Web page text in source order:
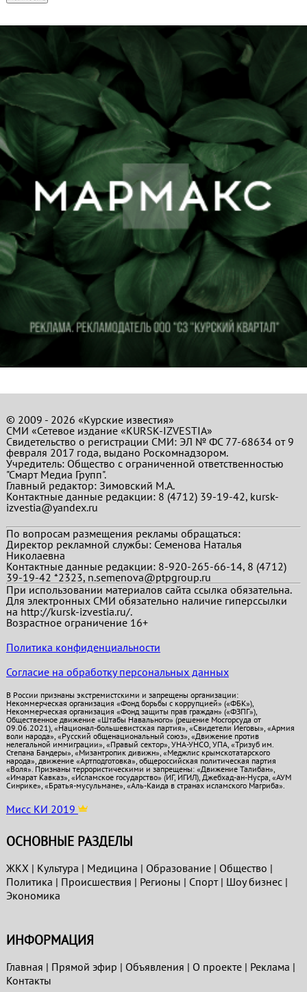
© 2009 - 2026 «Курские известия»
СМИ «Сетевое издание «KURSK-IZVESTIA»
Свидетельство о регистрации СМИ: ЭЛ № ФС 77-68634 от 9
февраля 2017 года, выдано Роскомнадзором.
Учредитель: Общество с ограниченной ответственностью
"Смарт Медиа Групп".
Главный редактор:Зимовский М.А.
Контактные данные редакции: 8 (4712) 39-19-42, kursk-
izvestia@yandex.ru
По вопросам размещения рекламы обращаться:
Директор рекламной службы: Семенова Наталья
Николаевна
Контактные данные редакции: 8-920-265-66-14, 8 (4712)
39-19-42 *2323, n.semenova@ptpgroup.ru
При использовании материалов сайта ссылка обязательна.
Для электронных СМИ обязательно наличие гиперссылки
на http://kursk-izvestia.ru/.
Возрастное ограничение 16+
Политика конфиденциальности
Согласие на обработку персональных данных
В России признаны экстремистскими и запрещены организации:
Некоммерческая организация «Фонд борьбы с коррупцией» («ФБК»),
Некоммерческая организация «Фонд защиты прав граждан» («ФЗПГ»),
Общественное движение «Штабы Навального» (решение Мосгорсуда от
09.06.2021), «Национал-большевистская партия», «Свидетели Иеговы», «Армия
воли народа», «Русский общенациональный союз», «Движение против
нелегальной иммиграции», «Правый сектор», УНА-УНСО, УПА, «Тризуб им.
Степана Бандеры», «Мизантропик дивижн», «Меджлис крымскотатарского
народа», движение «Артподготовка», общероссийская политическая партия
«Воля». Признаны террористическими и запрещены: «Движение Талибан»,
«Имарат Кавказ», «Исламское государство» (ИГ, ИГИЛ), Джебхад-ан-Нусра, «АУМ
Синрике», «Братья-мусульмане», «Аль-Каида в странах исламского Магриба».
Мисс КИ 2019
ОСНОВНЫЕ РАЗДЕЛЫ
ЖКХ| Культура | Медицина | Образование| Общество |
Политика | Проиcшествия | Регионы | Спорт| Шоу бизнес|
Экономика
ИНФОРМАЦИЯ
Главная | Прямой эфир | Объявления | О проекте| Реклама |
Контакты